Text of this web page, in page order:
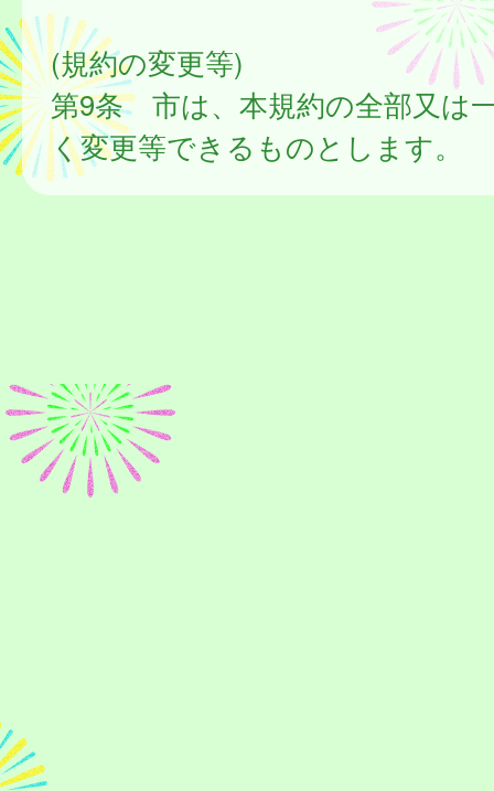
(規約の変更等)
第9条 市は、本規約の全部又は
く変更等できるものとします。